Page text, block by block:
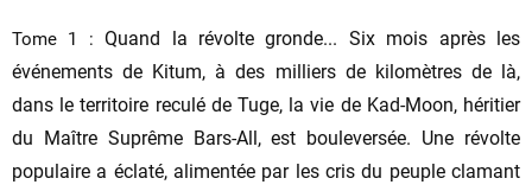
Tome 1 :Quand la révolte gronde... Six mois après les
événements de Kitum, à des milliers de kilomètres de là,
dans le territoire reculé de Tuge, la vie de Kad-Moon, héritier
du Maître Suprême Bars-All, est bouleversée. Une révolte
populaire a éclaté, alimentée par les cris du peuple clamant